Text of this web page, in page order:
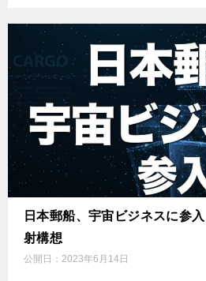
日本郵船、宇宙ビジネスに参
射構想
公開日： 2023年6月14日